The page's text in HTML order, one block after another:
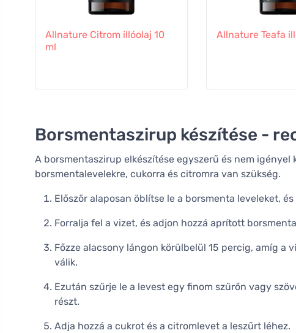
Allnature Citrom illóolaj 10
ml
Allnature Teafa
Borsmentaszirup készítése -
A borsmentaszirup elkészítése egyszerű és nem igényel
borsmentalevelekre, cukorra és citromra van szükség.
Először alaposan öblítse le a borsmenta leveleket,
Forralja fel a vizet, és adjon hozzá aprított
Főzze alacsony lángon körülbelül 15 percig, amíg a
válik.
Ezután szűrje le a levest egy finom szűrőn vagy
részt.
Adja hozzá a cukrot és a citromlevet a leszűrt léhez.